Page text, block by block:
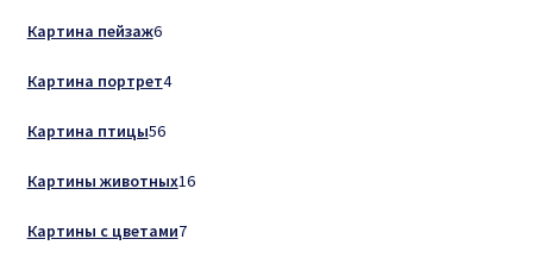
Картина пейзаж66
Картина портрет44
Картина птицы5656
Картины животных1616
Картины с цветами77